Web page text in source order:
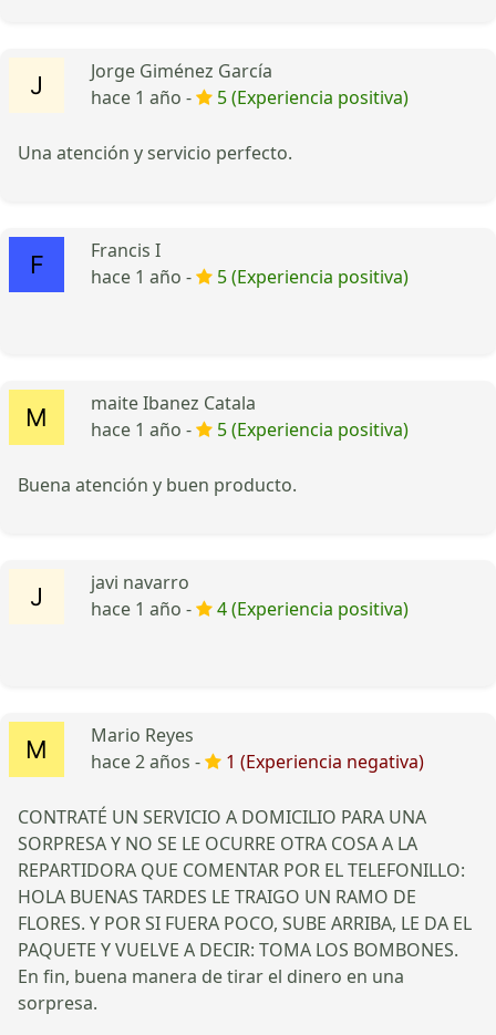
Jorge Giménez García
hace 1 año -
5 (Experiencia positiva)
Una atención y servicio perfecto.
Francis I
hace 1 año -
5 (Experiencia positiva)
maite Ibanez Catala
hace 1 año -
5 (Experiencia positiva)
Buena atención y buen producto.
javi navarro
hace 1 año -
4 (Experiencia positiva)
Mario Reyes
hace 2 años -
1 (Experiencia negativa)
CONTRATÉ UN SERVICIO A DOMICILIO PARA UNA
SORPRESA Y NO SE LE OCURRE OTRA COSA A LA
REPARTIDORA QUE COMENTAR POR EL TELEFONILLO:
HOLA BUENAS TARDES LE TRAIGO UN RAMO DE
FLORES. Y POR SI FUERA POCO, SUBE ARRIBA, LE DA EL
PAQUETE Y VUELVE A DECIR: TOMA LOS BOMBONES.
En fin, buena manera de tirar el dinero en una
sorpresa.